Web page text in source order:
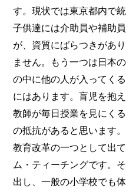
す。現状では東京都内で
子供達には介助員や補助
が、資質にばらつきがあ
ません。もう一つは日本
の中に他の人が入ってく
にはあります。盲児を抱
教師が毎日授業を見にく
の抵抗があると思います
教育改革の一つとして出
ム・ティーチングです。
出し、一般の小学校でも